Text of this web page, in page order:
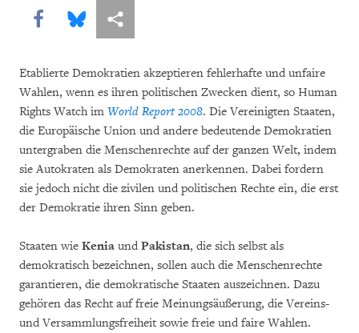
Share this via Facebook
Share this via Bluesky
More sharing options
Etablierte Demokratien akzeptieren fehlerhafte und unfaire
Wahlen, wenn es ihren politischen Zwecken dient, so Human
Rights Watch im World Report 2008. Die Vereinigten Staaten,
die Europäische Union und andere bedeutende Demokratien
untergraben die Menschenrechte auf der ganzen Welt, indem
sie Autokraten als Demokraten anerkennen. Dabei fordern
sie jedoch nicht die zivilen und politischen Rechte ein, die erst
der Demokratie ihren Sinn geben.
Staaten wie Kenia und Pakistan, die sich selbst als
demokratisch bezeichnen, sollen auch die Menschenrechte
garantieren, die demokratische Staaten auszeichnen. Dazu
gehören das Recht auf freie Meinungsäußerung, die Vereins-
und Versammlungsfreiheit sowie freie und faire Wahlen.